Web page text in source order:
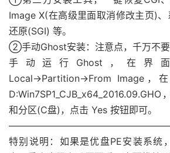
Image X(在高级里面取消修改主页)
还原(SGI) 等。
②手动Ghost安装：注意点，千万不要
手动运行Ghost，在界
Local→Partition→From Image，
和分区(C盘)，点击 Yes 按钮即可。
特别说明：如果是优盘PE安装系统